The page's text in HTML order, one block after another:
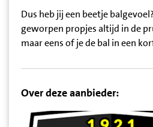
Dus heb jij een beetje
geworpen propjes altijd in de
maar eens of je de bal in een
Over deze aanbieder: